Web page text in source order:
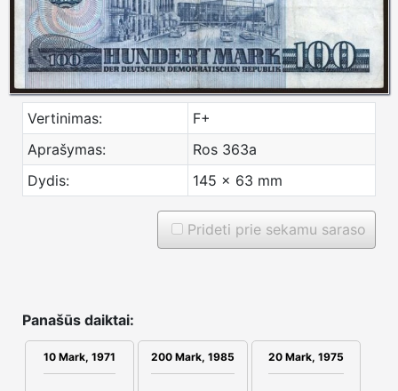
Vertinimas:
F+
Aprašymas:
Ros 363a
Dydis:
145 x 63 mm
Prideti prie sekamu saraso
Panašūs daiktai:
10 Mark, 1971 200 Mark, 1985 20 Mark, 1975